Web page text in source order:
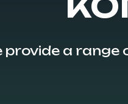
provide a range